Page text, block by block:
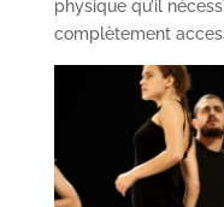
physique qu’il
complètement